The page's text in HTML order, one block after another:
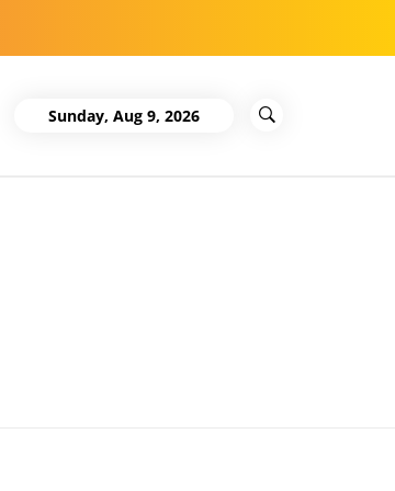
Sunday, Aug 9, 2026